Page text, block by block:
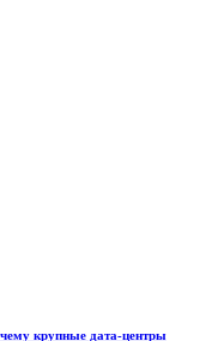
крупные дата-центры